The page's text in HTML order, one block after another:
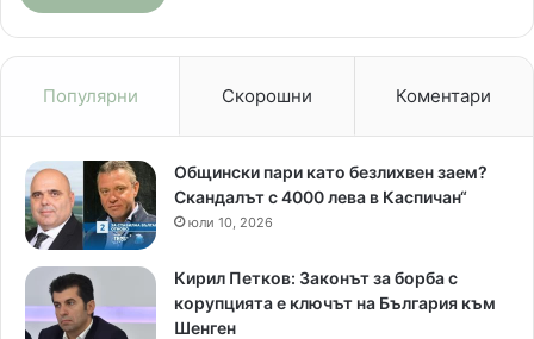
Популярни Скорошни Коментари
Общински пари като безлихвен заем?
Скандалът с 4000 лева в Каспичан“
юли 10, 2026
Кирил Петков: Законът за борба с
корупцията е ключът на България към
Шенген